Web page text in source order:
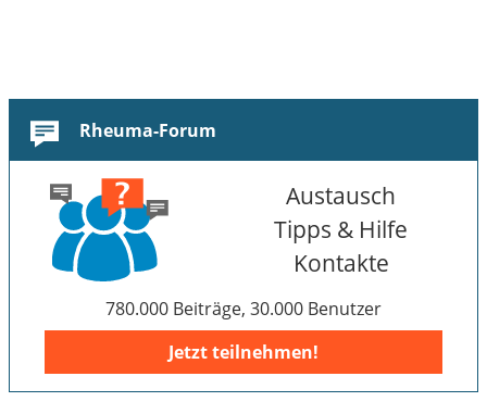
Rheuma-Forum
Austausch
Tipps & Hilfe
Kontakte
780.000 Beiträge, 30.000 Benutzer
Jetzt teilnehmen!